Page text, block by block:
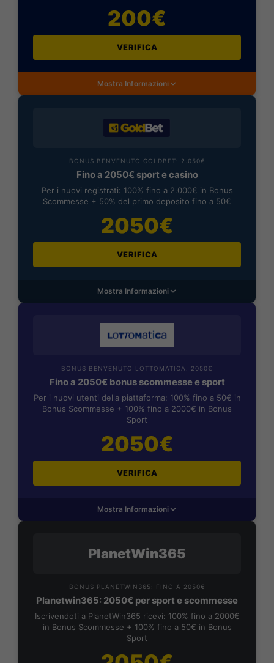
200€
VERIFICA
Mostra Informazioni
BONUS BENVENUTO GOLDBET: 2.050€
Fino a 2050€ sport e casino
Per i nuovi registrati: 100% fino a 2.000€ in Bonus
Scommesse + 50% del primo deposito fino a 50€
2050€
VERIFICA
Mostra Informazioni
BONUS BENVENUTO LOTTOMATICA: 2050€
Fino a 2050€ bonus scommesse e sport
Per i nuovi utenti della piattaforma: 100% fino a 50€ in
Bonus Scommesse + 100% fino a 2000€ in Bonus
Sport
2050€
VERIFICA
Mostra Informazioni
PlanetWin365
BONUS PLANETWIN365: FINO A 2050€
Planetwin365: 2050€ per sport e scommesse
Iscrivendoti a PlanetWin365 ricevi: 100% fino a 2000€
in Bonus Scommesse + 100% fino a 50€ in Bonus
Sport